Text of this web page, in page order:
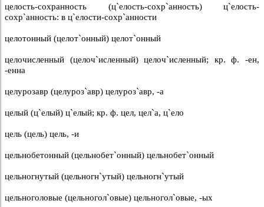
целость-сохранность (ц`елость-сохр`анность) ц`елость-
сохр`анность: в ц`елости-сохр`анности
целотонный (целот`онный) целот`онный
целочисленный (целоч`исленный) целоч`исленный; кр. ф. -ен,
-енна
целурозавр (целуроз`авр) целуроз`авр, -а
целый (ц`елый) ц`елый; кр. ф. цел, цел`а, ц`ело
цель (цель) цель, -и
цельнобетонный (цельнобет`онный) цельнобет`онный
цельногнутый (цельногн`утый) цельногн`утый
цельноголовые (цельногол`овые) цельногол`овые, -ых